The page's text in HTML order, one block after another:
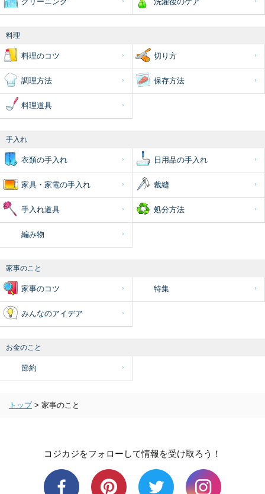
料理
料理のコツ 切り方
調理方法 保存方法
料理道具
手入れ
衣類の手入れ 日用品の手入れ
家具・家電の手入れ 裁縫
手入れ道具 処分方法
編み物
家事のこと
家事のコツ 特集
みんなのアイデア
お金のこと
節約
トップ > 家事のこと
コジカジをフォローして情報を受け取ろう！